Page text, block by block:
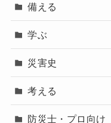
備える
学ぶ
災害史
考える
防災士・プロ向け